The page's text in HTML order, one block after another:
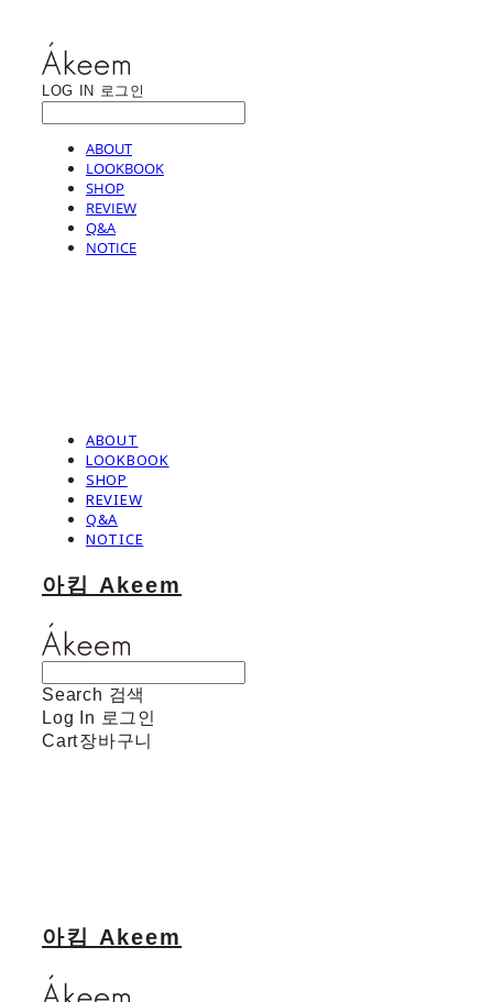
LOG IN 로그인
ABOUT
LOOKBOOK
SHOP
REVIEW
Q&A
NOTICE
ABOUT
LOOKBOOK
SHOP
REVIEW
Q&A
NOTICE
아킴 Akeem
Search 검색
Log In 로그인
Cart장바구니
아킴 Akeem